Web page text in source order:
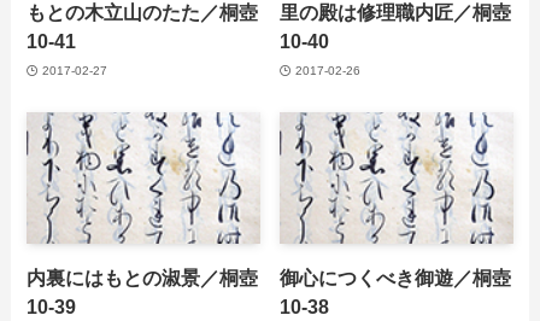
もとの木立山のたた／桐壺
10-41
2017-02-27
里の殿は修理職内匠／桐壺
10-40
2017-02-26
内裏にはもとの淑景／桐壺
10-39
御心につくべき御遊／桐壺
10-38